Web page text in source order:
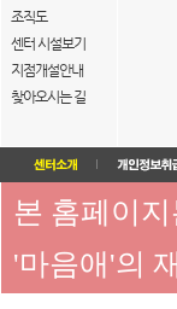
조직도
센터 시설보기
지점개설안내
찾아오시는 길
본 홈페이
'마음애'의